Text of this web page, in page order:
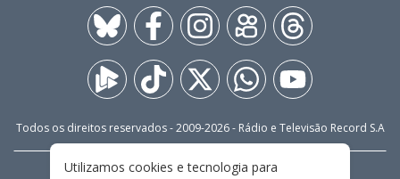
Todos os direitos reservados - 2009-2026- Rádio e Televisão Record S.A
Utilizamos cookies e tecnologia para